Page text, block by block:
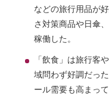
などの旅行用品が
さ対策商品や日傘
稼働した。
「飲食」は旅行客
域問わず好調だっ
ール需要も高まっ